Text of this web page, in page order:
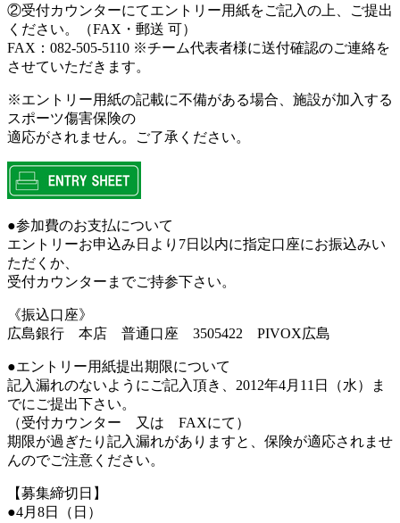
②受付カウンターにてエントリー用紙をご記入の上、ご提出
ください。（FAX・郵送 可）
FAX：082-505-5110 ※チーム代表者様に送付確認のご連絡を
させていただきます。
※エントリー用紙の記載に不備がある場合、施設が加入する
スポーツ傷害保険の
適応がされません。ご了承ください。
●参加費のお支払について
エントリーお申込み日より7日以内に指定口座にお振込みい
ただくか、
受付カウンターまでご持参下さい。
《振込口座》
広島銀行 本店 普通口座 3505422 PIVOX広島
●エントリー用紙提出期限について
記入漏れのないようにご記入頂き、2012年4月11日（水）ま
でにご提出下さい。
（受付カウンター 又は FAXにて）
期限が過ぎたり記入漏れがありますと、保険が適応されませ
んのでご注意ください。
【募集締切日】
●4月8日（日）